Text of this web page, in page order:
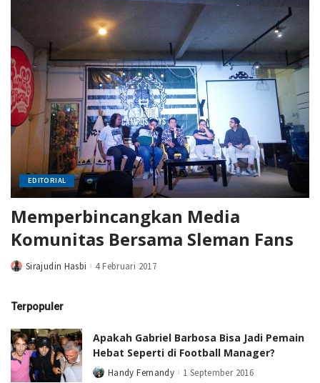
EDITORIAL
Memperbincangkan Media
Komunitas Bersama Sleman Fans
PostedSirajudin Hasbi 4 Februari 2017
Terpopuler
Apakah Gabriel Barbosa Bisa Jadi Pemain
Hebat Seperti di Football Manager?
PostedHandy Fernandy 1 September 2016